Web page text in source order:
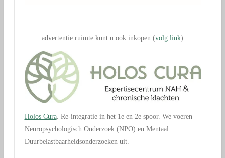
advertentie ruimte kunt u ook inkopen (volg link)
Holos Cura. Re-integratie in het 1e en 2e spoor. We voeren
Neuropsychologisch Onderzoek (NPO) en Mentaal
Duurbelastbaarheidsonderzoeken uit.